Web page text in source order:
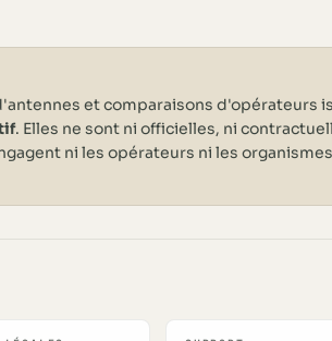
et comparaisons d'opérateurs
. Elles ne sont ni officielles, ni
ni les opérateurs ni les organismes